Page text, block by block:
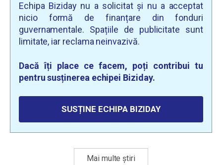
Echipa Biziday nu a solicitat și nu a acceptat
nicio formă de finanțare din fonduri
guvernamentale. Spațiile de publicitate sunt
limitate, iar reclama neinvazivă.
Dacă îți place ce facem, poți contribui tu
pentru susținerea echipei Biziday.
SUSȚINE ECHIPA BIZIDAY
Mai multe știri